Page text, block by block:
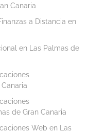
Canaria
a Distancia en
en Las Palmas de
de Gran Canaria
Web en Las